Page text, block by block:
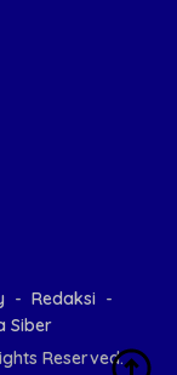
Redaksi
Siber
Reserved.